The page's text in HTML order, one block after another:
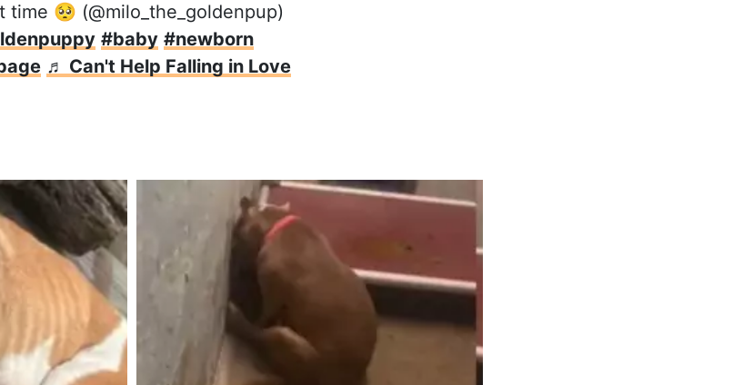
🥺 (@milo_the_goldenpup)
#baby #newborn
♬ Can't Help Falling in Love